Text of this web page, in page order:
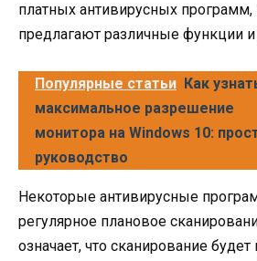
платных антивирусных
предлагают различные функции
Популярные статьи Как
максимальное разрешение
монитора на Windows 10:
руководство
Некоторые антивирусные
регулярное плановое
означает, что сканирование будет